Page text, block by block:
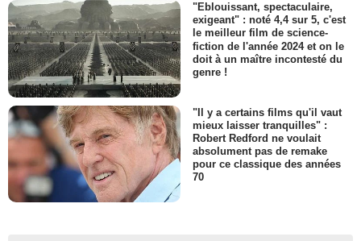
"Eblouissant, spectaculaire,
exigeant" : noté 4,4 sur 5, c'est
le meilleur film de science-
fiction de l'année 2024 et on le
doit à un maître incontesté du
genre !
"Il y a certains films qu'il vaut
mieux laisser tranquilles" :
Robert Redford ne voulait
absolument pas de remake
pour ce classique des années
70